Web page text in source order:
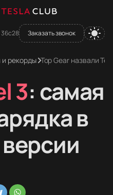
36с28 Заказать звонок
и рекорды Top Gear назвали
3: самая
в